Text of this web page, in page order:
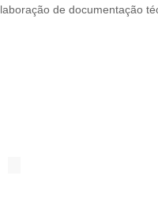
de documentação